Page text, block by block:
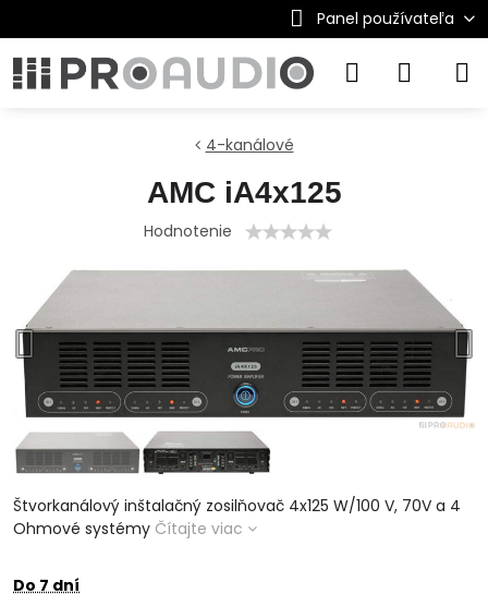
Panel používateľa
4-kanálové
AMC iA4x125
Hodnotenie
Štvorkanálový inštalačný zosilňovač 4x125 W/100 V, 70V a 4
Ohmové systémy Čítajte viac
Do 7 dní